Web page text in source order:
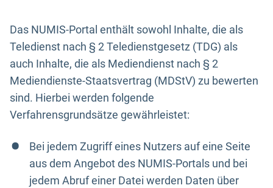
Das NUMIS-Portal enthält sowohl Inhalte, die als
Teledienst nach § 2 Teledienstgesetz (TDG) als
auch Inhalte, die als Mediendienst nach § 2
Mediendienste-Staatsvertrag (MDStV) zu bewerten
sind. Hierbei werden folgende
Verfahrensgrundsätze gewährleistet:
Bei jedem Zugriff eines Nutzers auf eine Seite
aus dem Angebot des NUMIS-Portals und bei
jedem Abruf einer Datei werden Daten über